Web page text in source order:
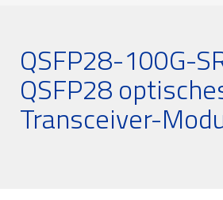
QSFP28-100G-
QSFP28
Transceiver-